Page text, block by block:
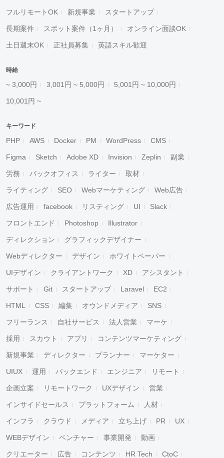
フルリモートOK 新規事業 スタートアップ
長期案件 スポット案件（1ヶ月） オンライン面談OK
土日週末OK 正社員募集 英語スキル歓迎
時給
~ 3,000円 3,001円 ~ 5,000円 5,001円 ~ 10,000円
10,001円 ~
キーワード
PHP AWS Docker PM WordPress CMS
Figma Sketch Adobe XD Invision Zeplin 副業
労務 バックオフィス ライター 取材
ライティング SEO Webマーケティング Web広告
広告運用 facebook リスティング UI Slack
フロントエンド Photoshop Illustrator
ディレクション グラフィックデザイナー
Webディレクター デザイン ホワイトペーパー
UIデザイン クライアントワーク XD アシスタント
サポート Git スタートアップ Laravel EC2
HTML CSS 編集 オウンドメディア SNS
フリーランス 自社サービス 法人営業 マーケ
採用 スカウト アプリ コンテンツマーケティング
新規事業 ディレクター プランナー マーケター
UIUX 運用 バックエンド エンジニア リモート
企画立案 リモートワーク UXデザイン 営業
インサイドセールス プラットフォーム 人材
インフラ クラウド メディア 立ち上げ PR UX
WEBデザイン ベンチャー 事業開発 動画
クリエーター 広告 コンテンツ HR Tech CtoC